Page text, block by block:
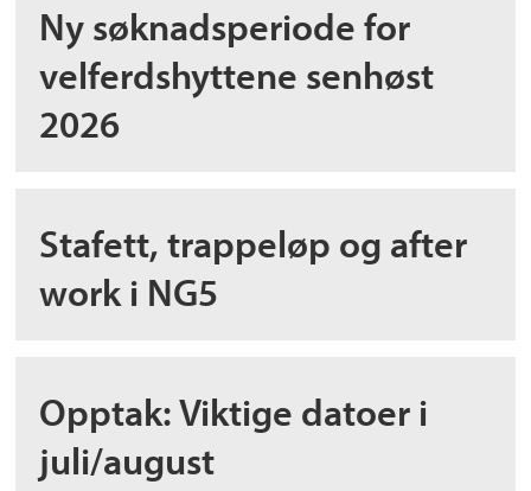
Ny søknadsperiode for
velferdshyttene senhøst
2026
Stafett, trappeløp og after
work i NG5
Opptak: Viktige datoer i
juli/august